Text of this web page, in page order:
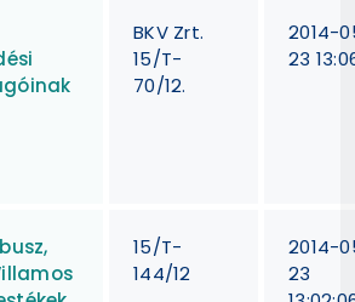
BKV Zrt.
15/T-
70/12.
2014-
23
15/T-
144/12
2014-
23